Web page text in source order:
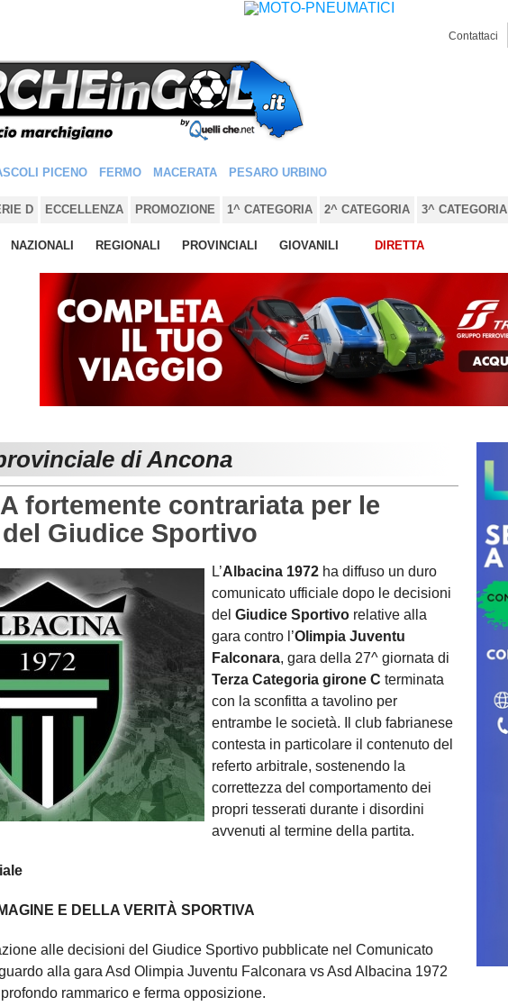
Contattaci
PICENO FERMO MACERATA PESARO URBINO
D ECCELLENZA PROMOZIONE 1^ CATEGORIA 2^ CATEGORIA 3^ CATEGORIA
NAZIONALI REGIONALI PROVINCIALI GIOVANILI DIRETTA
di Ancona
fortemente contrariata per le
Giudice Sportivo
L’Albacina 1972 ha diffuso un duro
comunicato ufficiale dopo le decisioni
del Giudice Sportivo relative alla
gara contro l’Olimpia Juventu
Falconara, gara della 27^ giornata di
Terza Categoria girone C terminata
con la sconfitta a tavolino per
entrambe le società. Il club fabrianese
contesta in particolare il contenuto del
referto arbitrale, sostenendo la
correttezza del comportamento dei
propri tesserati durante i disordini
avvenuti al termine della partita.
E DELLA VERITÀ SPORTIVA
alle decisioni del Giudice Sportivo pubblicate nel Comunicato
alla gara Asd Olimpia Juventu Falconara vs Asd Albacina 1972
rammarico e ferma opposizione.